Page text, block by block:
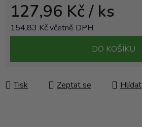
127,96 Kč/ ks
154,83 Kč včetně DPH
DO KOŠÍKU
Tisk Zeptat se Hlídat